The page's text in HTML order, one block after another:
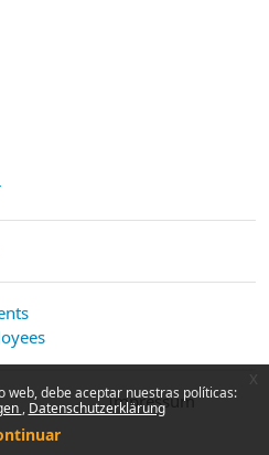
web, debe aceptar nuestras políticas:
Datenschutzerklärung
Impressum